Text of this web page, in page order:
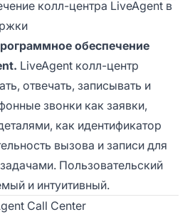
колл-центра LiveAgent в
обеспечение
LiveAgent колл-центр
отвечать, записывать и
звонки как заявки,
как идентификатор
вызова и записи для
Пользовательский
и интуитивный.
Call Center